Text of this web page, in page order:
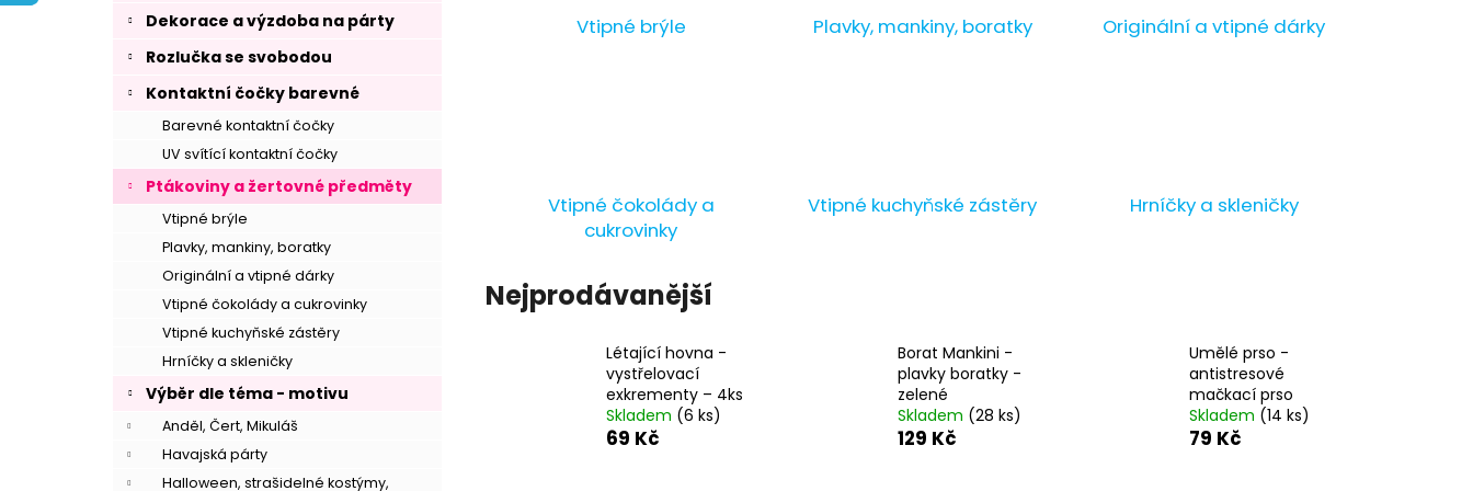
Dekorace a výzdoba na párty
Rozlučka se svobodou
Kontaktní čočky barevné
Barevné kontaktní čočky
UV svítící kontaktní čočky
Ptákoviny a žertovné předměty
Vtipné brýle
Plavky, mankiny, boratky
Originální a vtipné dárky
Vtipné čokolády a cukrovinky
Vtipné kuchyňské zástěry
Hrníčky a skleničky
Výběr dle téma - motivu
Anděl, Čert, Mikuláš
Havajská párty
Halloween, strašidelné kostýmy,
Vtipné brýle Plavky, mankiny, boratky Originální a vtipné dárky
Vtipné čokolády a
cukrovinky
Vtipné kuchyňské zástěry Hrníčky a skleničky
Nejprodávanější
Létající hovna -
vystřelovací
exkrementy – 4ks
Skladem (6 ks)
69 Kč
Borat Mankini -
plavky boratky -
zelené
Skladem (28 ks)
129 Kč
Umělé prso -
antistresové
mačkací prso
Skladem (14 ks)
79 Kč